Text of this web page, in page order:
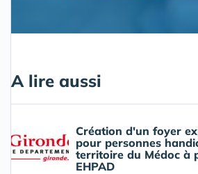
A lire aussi
Création d'un foyer
pour personnes
territoire du Médoc à
EHPAD